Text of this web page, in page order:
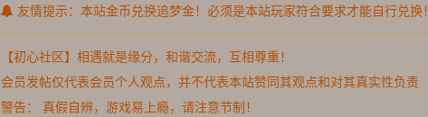
友情提示：本站金币兑换追梦金！必须是本站玩家符合要求才能自行兑换！
【初心社区】相遇就是缘分，和谐交流，互相尊重！
会员发帖仅代表会员个人观点，并不代表本站赞同其观点和对其真实性负责
警告： 真假自辨，游戏易上瘾，请注意节制！